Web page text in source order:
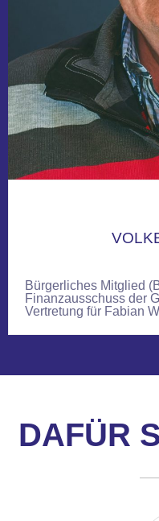
Bürgerliches Mitglied
Finanzausschuss der
Vertretung für Fabian
DAFÜR